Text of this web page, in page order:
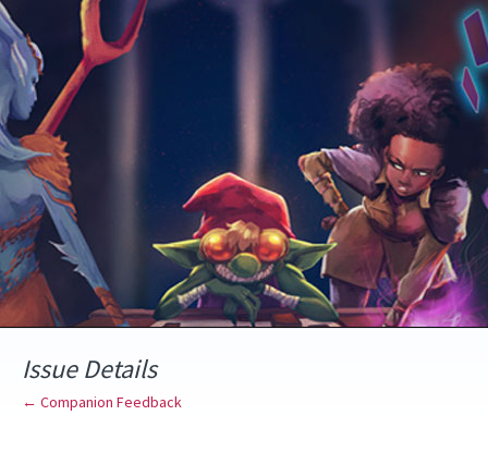
Skip
to
content
Issue Details
← Companion Feedback